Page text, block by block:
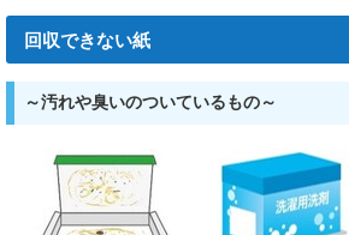
回収できない紙
～汚れや臭いのついているもの～